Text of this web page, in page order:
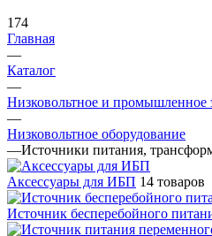
174
Главная
—
Каталог
—
Низковольтное и промышленное
—
Низковольтное оборудование
—Источники питания,
Аксессуары для ИБП 14 товаров
Источник бесперебойного